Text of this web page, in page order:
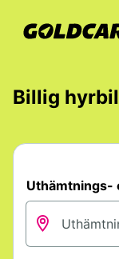
Billig
Uthämtnings-